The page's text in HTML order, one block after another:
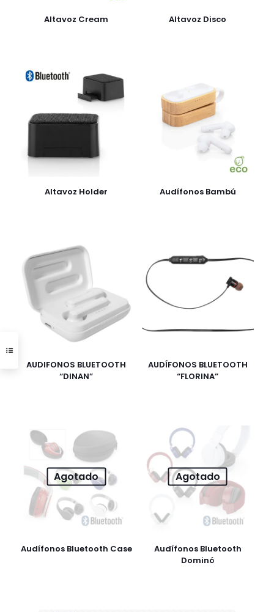
Altavoz Cream Altavoz Disco
Altavoz Holder Audífonos Bambú
AUDIFONOS BLUETOOTH
“DINAN”
AUDÍFONOS BLUETOOTH
“FLORINA”
Agotado
Audífonos Bluetooth Case
Agotado
Audífonos Bluetooth
Dominó